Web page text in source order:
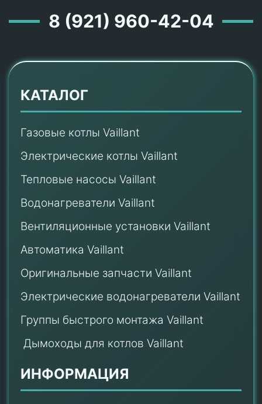
8 (921) 960-42-04
КАТАЛОГ
Газовые котлы Vaillant
Электрические котлы Vaillant
Тепловые насосы Vaillant
Водонагреватели Vaillant
Вентиляционные установки Vaillant
Автоматика Vaillant
Оригинальные запчасти Vaillant
Электрические водонагреватели Vaillant
Группы быстрого монтажа Vaillant
Дымоходы для котлов Vaillant
ИНФОРМАЦИЯ